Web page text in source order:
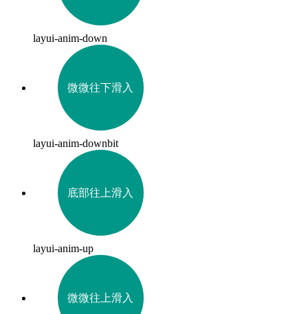
layui-anim-down
微微往下滑入
layui-anim-downbit
底部往上滑入
layui-anim-up
微微往上滑入